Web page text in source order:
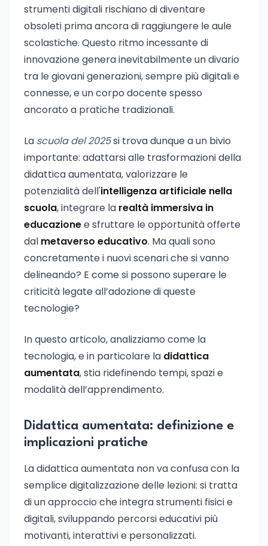
strumenti digitali rischiano di diventare
obsoleti prima ancora di raggiungere le aule
scolastiche. Questo ritmo incessante di
innovazione genera inevitabilmente un divario
tra le giovani generazioni, sempre più digitali e
connesse, e un corpo docente spesso
ancorato a pratiche tradizionali.
La scuola del 2025si trova dunque a un bivio
importante: adattarsi alle trasformazioni della
didattica aumentata, valorizzare le
potenzialità dell'intelligenza artificiale nella
scuola, integrare la realtà immersiva in
educazionee sfruttare le opportunità offerte
dal metaverso educativo. Ma quali sono
concretamente i nuovi scenari che si vanno
delineando? E come si possono superare le
criticità legate all’adozione di queste
tecnologie?
In questo articolo, analizziamo come la
tecnologia, e in particolare la didattica
aumentata, stia ridefinendo tempi, spazi e
modalità dell’apprendimento.
Didattica aumentata: definizione e
implicazioni pratiche
La didattica aumentata non va confusa con la
semplice digitalizzazione delle lezioni: si tratta
di un approccio che integra strumenti fisici e
digitali, sviluppando percorsi educativi più
motivanti, interattivi e personalizzati.